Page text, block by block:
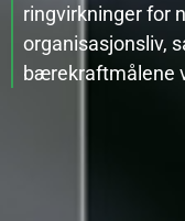
ringvirkninger for
organisasjonsliv,
bærekraftmålene